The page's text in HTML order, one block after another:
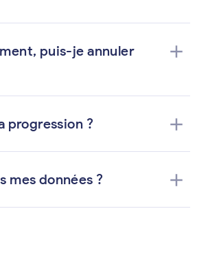
puis-je annuler
add
progression ? add
mes données ? add